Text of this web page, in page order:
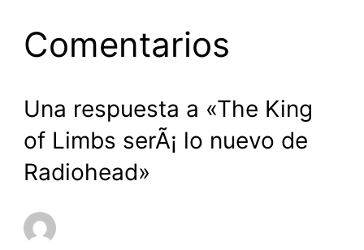
Comentarios
Una respuesta a «The King
of Limbs serÃ¡ lo nuevo de
Radiohead»